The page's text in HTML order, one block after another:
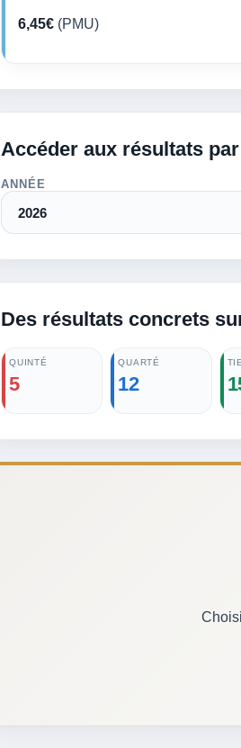
6,45€ (PMU)
Accéder aux résultats
ANNÉE
Des résultats concrets
QUINTÉ
5
QUARTÉ
12